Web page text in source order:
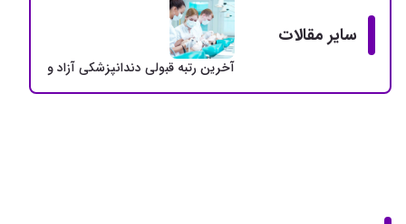
سایر مقالات
آخرین رتبه قبولی دندانپزشکی آزاد و دولتی +